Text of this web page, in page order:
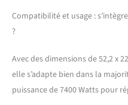
Compatibilité et usage :
?
Avec des dimensions de 52,2 x
elle s’adapte bien dans la
puissance de 7400 Watts pour